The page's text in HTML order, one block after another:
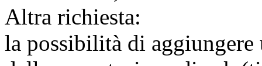
Altra richiesta:
la possibilità di